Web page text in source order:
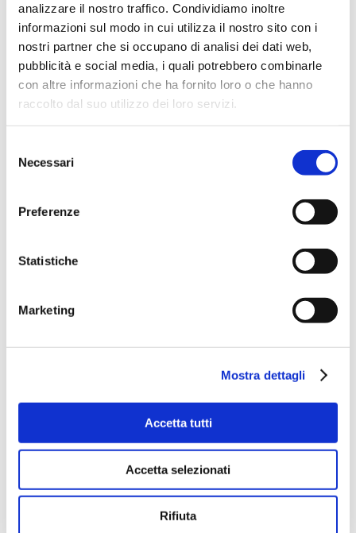
analizzare il nostro traffico. Condividiamo inoltre
informazioni sul modo in cui utilizza il nostro sito con i
nostri partner che si occupano di analisi dei dati web,
pubblicità e social media, i quali potrebbero combinarle
con altre informazioni che ha fornito loro o che hanno
raccolto dal suo utilizzo dei loro servizi.
delNecessari
Preferenze
Statistiche
Marketing
Mostra dettagli
Accetta tutti
Accetta selezionati
Rifiuta